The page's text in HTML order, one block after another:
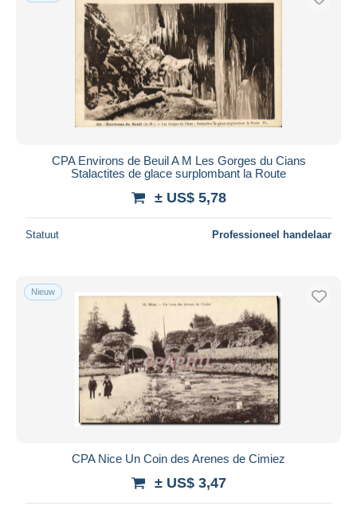
CPA Environs de Beuil A M Les Gorges du Cians
Stalactites de glace surplombant la Route
± US$ 5,78
Statuut Professioneel handelaar
Nieuw
CPA Nice Un Coin des Arenes de Cimiez
± US$ 3,47